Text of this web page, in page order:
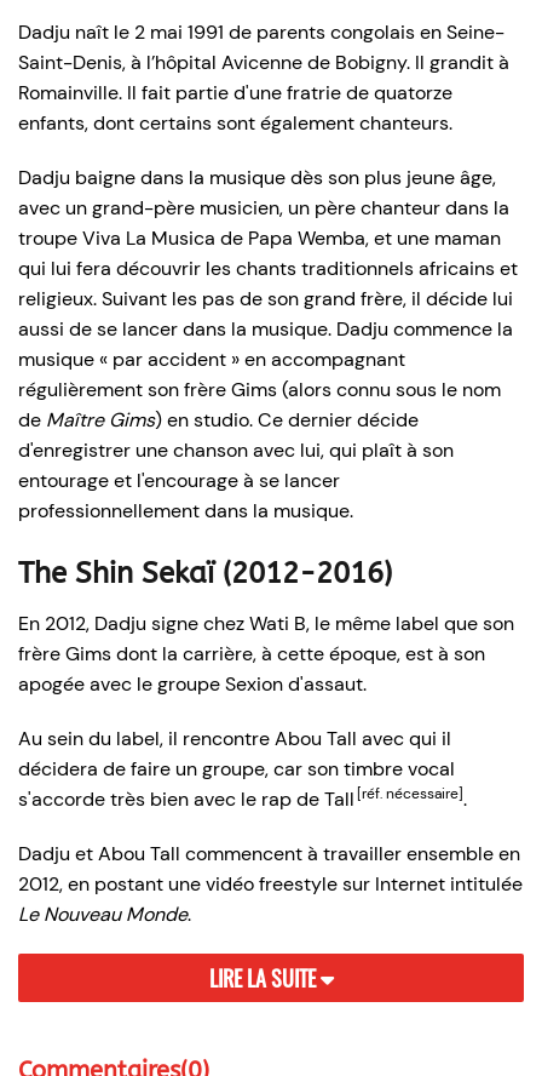
Dadju naît le 2 mai 1991 de parents congolais en Seine-
Saint-Denis, à l’hôpital Avicenne de Bobigny. Il grandit à
Romainville. Il fait partie d'une fratrie de quatorze
enfants, dont certains sont également chanteurs.
Dadju baigne dans la musique dès son plus jeune âge,
avec un grand-père musicien, un père chanteur dans la
troupe Viva La Musica de Papa Wemba, et une maman
qui lui fera découvrir les chants traditionnels africains et
religieux. Suivant les pas de son grand frère, il décide lui
aussi de se lancer dans la musique. Dadju commence la
musique « par accident » en accompagnant
régulièrement son frère Gims (alors connu sous le nom
de Maître Gims) en studio. Ce dernier décide
d'enregistrer une chanson avec lui, qui plaît à son
entourage et l'encourage à se lancer
professionnellement dans la musique.
The Shin Sekaï (2012-2016)
En 2012, Dadju signe chez Wati B, le même label que son
frère Gims dont la carrière, à cette époque, est à son
apogée avec le groupe Sexion d'assaut.
Au sein du label, il rencontre Abou Tall avec qui il
décidera de faire un groupe, car son timbre vocal
s'accorde très bien avec le rap de Tall [réf. nécessaire].
Dadju et Abou Tall commencent à travailler ensemble en
2012, en postant une vidéo freestyle sur Internet intitulée
Le Nouveau Monde.
LIRE LA SUITE